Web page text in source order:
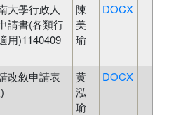
大學行政人
請書(各類行
用)1140409
陳
美
瑜
DOCX
改敘申請表
黄
泓
瑜
DOCX